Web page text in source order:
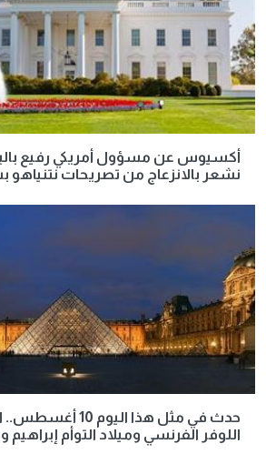
أكسيوس عن مسؤول أمريكي رفيع
نشعر بالانزعاج من تصريحات
حدث في مثل هذا
اللوفر الفرنسي وميلاد التوأم